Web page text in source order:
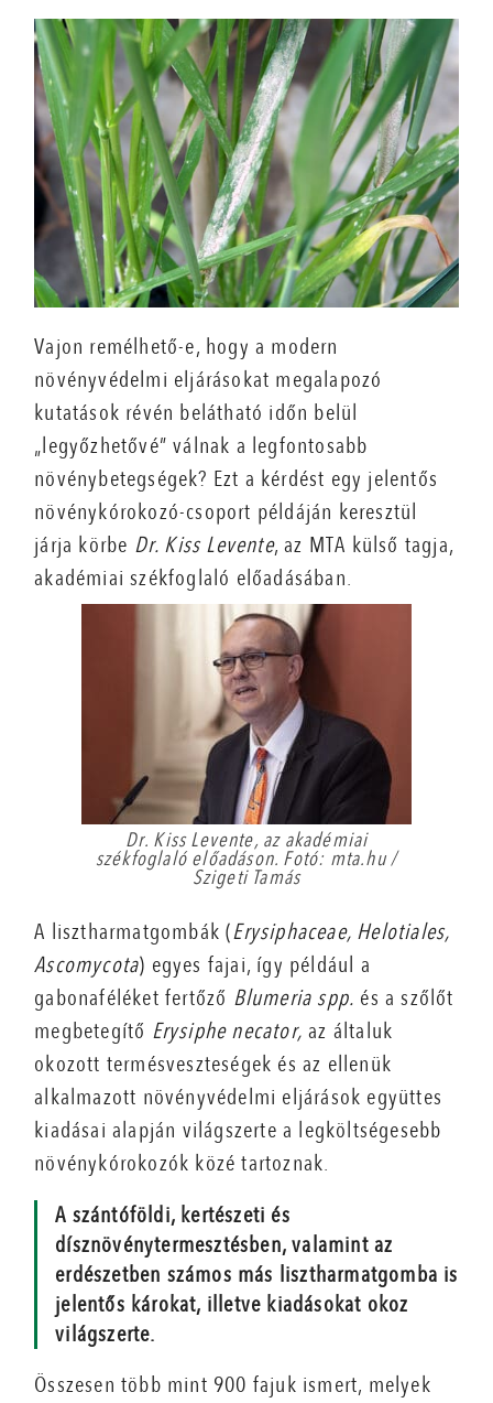
Vajon remélhető-e, hogy a modern
növényvédelmi eljárásokat megalapozó
kutatások révén belátható időn belül
„legyőzhetővé” válnak a legfontosabb
növénybetegségek? Ezt a kérdést egy jelentős
növénykórokozó-csoport példáján keresztül
járja körbe Dr. Kiss Levente, az MTA külső tagja,
akadémiai székfoglaló előadásában.
Dr. Kiss Levente, az akadémiai
székfoglaló előadáson. Fotó: mta.hu /
Szigeti Tamás
A lisztharmatgombák (Erysiphaceae, Helotiales,
Ascomycota) egyes fajai, így például a
gabonaféléket fertőző Blumeria spp. és a szőlőt
megbetegítő Erysiphe necator, az általuk
okozott termésveszteségek és az ellenük
alkalmazott növényvédelmi eljárások együttes
kiadásai alapján világszerte a legköltségesebb
növénykórokozók közé tartoznak.
A szántóföldi, kertészeti és
dísznövénytermesztésben, valamint az
erdészetben számos más lisztharmatgomba is
jelentős károkat, illetve kiadásokat okoz
világszerte.
Összesen több mint 900 fajuk ismert, melyek